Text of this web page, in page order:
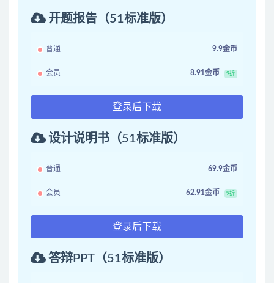
开题报告（51标准版）
普通 9.9金币
会员 8.91金币 9折
登录后下载
设计说明书（51标准版）
普通 69.9金币
会员 62.91金币 9折
登录后下载
答辩PPT（51标准版）